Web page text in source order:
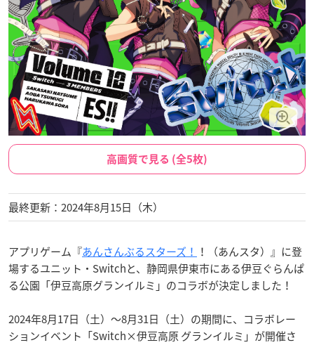
高画質で見る (全5枚)
最終更新：2024年8月15日（木）
アプリゲーム『あんさんぶるスターズ！ ！（あんスタ）』に登
場するユニット・Switchと、静岡県伊東市にある伊豆ぐらんぱ
る公園「伊豆高原グランイルミ」のコラボが決定しました！
2024年8月17日（土）～8月31日（土）の期間に、コラボレー
ションイベント「Switch×伊豆高原 グランイルミ」が開催さ